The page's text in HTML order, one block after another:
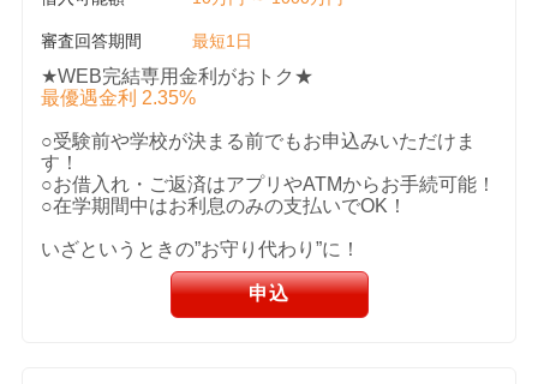
審査回答期間 最短1日
★WEB完結専用金利がおトク★
最優遇金利 2.35%
○受験前や学校が決まる前でもお申込みいただけま
す！
○お借入れ・ご返済はアプリやATMからお手続可能！
○在学期間中はお利息のみの支払いでOK！
いざというときの”お守り代わり”に！
申込